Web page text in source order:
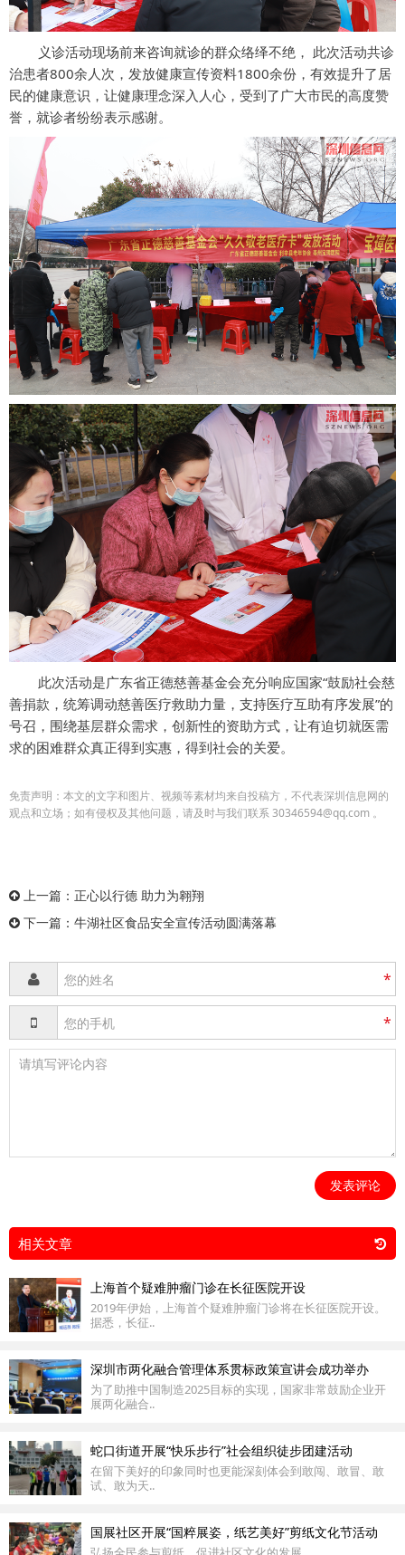
义诊活动现场前来咨询就诊的群众络绎不绝， 此次活动共诊
治患者800余人次，发放健康宣传资料1800余份，有效提升了居
民的健康意识，让健康理念深入人心，受到了广大市民的高度赞
誉，就诊者纷纷表示感谢。
此次活动是广东省正德慈善基金会充分响应国家“鼓励社会慈
善捐款，统筹调动慈善医疗救助力量，支持医疗互助有序发展”的
号召，围绕基层群众需求，创新性的资助方式，让有迫切就医需
求的困难群众真正得到实惠，得到社会的关爱。
免责声明：本文的文字和图片、视频等素材均来自投稿方，不代表深圳信息网的
观点和立场；如有侵权及其他问题，请及时与我们联系 30346594@qq.com 。
上一篇： 正心以行德 助力为翱翔
下一篇： 牛湖社区食品安全宣传活动圆满落幕
*
*
发表评论
相关文章
上海首个疑难肿瘤门诊在长征医院开设
2019年伊始，上海首个疑难肿瘤门诊将在长征医院开设。
据悉，长征..
深圳市两化融合管理体系贯标政策宣讲会成功举办
为了助推中国制造2025目标的实现，国家非常鼓励企业开
展两化融合..
蛇口街道​开展“快乐步行”社会组织徒步团建活动
在留下美好的印象同时也更能深刻体会到敢闯、敢冒、敢
试、敢为天..
国展社区开展“国粹展姿，纸艺美好”剪纸文化节活动